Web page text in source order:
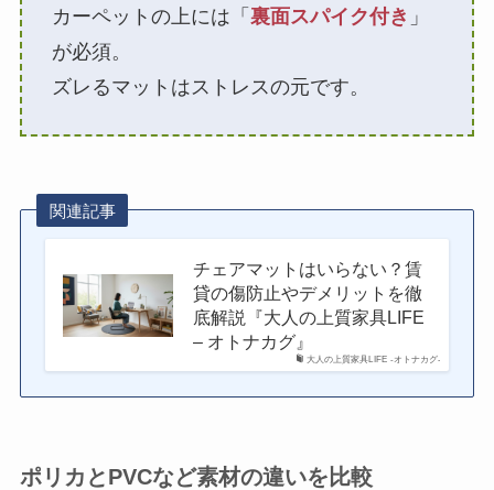
カーペットの上には「 裏面スパイク付き 」
が必須。
ズレるマットはストレスの元です。
関連記事
大人の上質家具LIFE -オトナカグ-
チェアマットはいらない？賃
貸の傷防止やデメリットを徹
底解説『大人の上質家具LIFE
– オトナカグ』
ポリカとPVCなど素材の違いを比較